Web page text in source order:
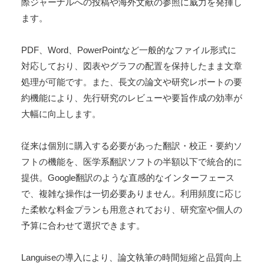
ます。
PDF、Word、PowerPointなど一般的なファイル形式に
対応しており、図表やグラフの配置を保持したまま文章
処理が可能です。また、長文の論文や研究レポートの要
約機能により、先行研究のレビューや要旨作成の効率が
大幅に向上します。
従来は個別に購入する必要があった翻訳・校正・要約ソ
フトの機能を、医学系翻訳ソフトの半額以下で統合的に
提供。Google翻訳のような直感的なインターフェース
で、複雑な操作は一切必要ありません。利用頻度に応じ
た柔軟な料金プランも用意されており、研究室や個人の
予算に合わせて選択できます。
Languiseの導入により、論文執筆の時間短縮と品質向上